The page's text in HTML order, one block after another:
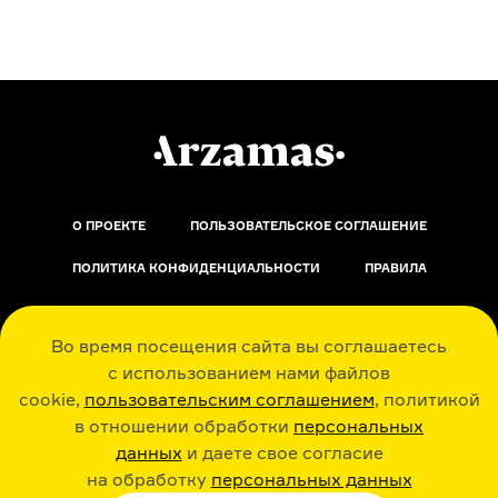
Во время посещения сайта вы соглашаетесь
с использованием нами файлов
cookie, пользовательским соглашением, политикой
в отношении обработки персональных
данных и даете свое согласие
на обработку персональных данных
О ПРОЕКТЕ ПОЛЬЗОВАТЕЛЬСКОЕ СОГЛАШЕНИЕ
ПОЛИТИКА КОНФИДЕНЦИАЛЬНОСТИ ПРАВИЛА
ОБРАТНАЯ СВЯЗЬ
РАДИО ARZAMAS ГУСЬГУСЬ